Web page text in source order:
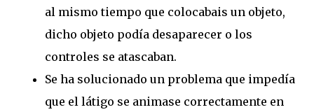
al mismo tiempo que colocabais un objeto,
dicho objeto podía desaparecer o los
controles se atascaban.
Se ha solucionado un problema que impedía
que el látigo se animase correctamente en